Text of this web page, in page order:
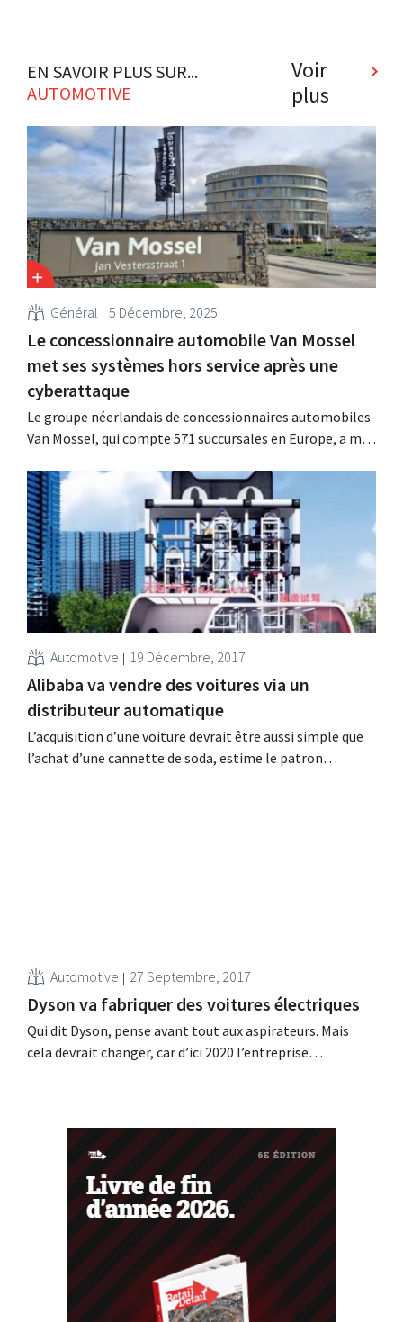
EN SAVOIR PLUS SUR...
AUTOMOTIVE
Voir
plus
Général 5 Décembre, 2025
Le concessionnaire automobile Van Mossel
met ses systèmes hors service après une
cyberattaque
Le groupe néerlandais de concessionnaires automobiles
Van Mossel, qui compte 571 succursales en Europe, a mis
end dernier après avoir été victime d'une cyberattaque
ciblée. Grâce à cette réaction rapide, l'impact a été
limité.
Automotive 19 Décembre, 2017
Alibaba va vendre des voitures via un
distributeur automatique
L’acquisition d’une voiture devrait être aussi simple que
l’achat d’une cannette de soda, estime le patron
Automotive 27 Septembre, 2017
Dyson va fabriquer des voitures électriques
Qui dit Dyson, pense avant tout aux aspirateurs. Mais
cela devrait changer, car d’ici 2020 l’entreprise